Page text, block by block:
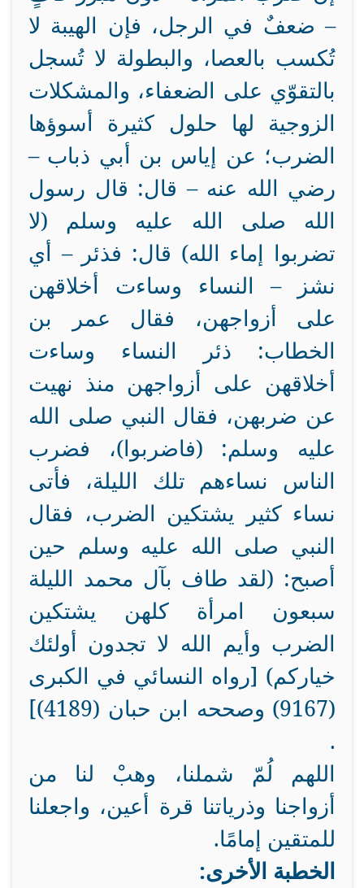
– ضعفٌ في الرجل، فإن الهيبة لا
تُكسب بالعصا، والبطولة لا تُسجل
بالتقوّي على الضعفاء، والمشكلات
الزوجية لها حلول كثيرة أسوؤها
الضرب؛ عن إياس بن أبي ذباب –
رضي الله عنه – قال: قال رسول
الله صلى الله عليه وسلم (لا
تضربوا إماء الله) قال: فذئر – أي
نشز – النساء وساءت أخلاقهن
على أزواجهن، فقال عمر بن
الخطاب: ذئر النساء وساءت
أخلاقهن على أزواجهن منذ نهيت
عن ضربهن، فقال النبي صلى الله
عليه وسلم: (فاضربوا)، فضرب
الناس نساءهم تلك الليلة، فأتى
نساء كثير يشتكين الضرب، فقال
النبي صلى الله عليه وسلم حين
أصبح: (لقد طاف بآل محمد الليلة
سبعون امرأة كلهن يشتكين
الضرب وأيم الله لا تجدون أولئك
خياركم) [رواه النسائي في الكبرى
(9167) وصححه ابن حبان (4189)]
.
اللهم لُمّ شملنا، وهبْ لنا من
أزواجنا وذرياتنا قرة أعين، واجعلنا
للمتقين إمامًا.
الخطبة الأخرى: